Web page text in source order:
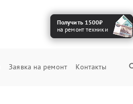
Получить 1500₽
на ремонт техники
Заявка на ремонт Контакты